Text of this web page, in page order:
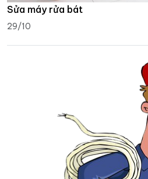
Sửa máy rửa bát
29/10